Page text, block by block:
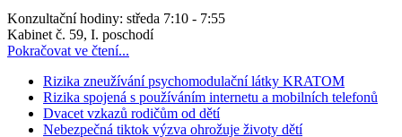
Konzultační hodiny: středa 7:10 - 7:55
Kabinet č. 59, I. poschodí
Pokračovat ve čtení...
Rizika zneužívání psychomodulační látky KRATOM
Rizika spojená s používáním internetu a mobilních telefonů
Dvacet vzkazů rodičům od dětí
Nebezpečná tiktok výzva ohrožuje životy dětí